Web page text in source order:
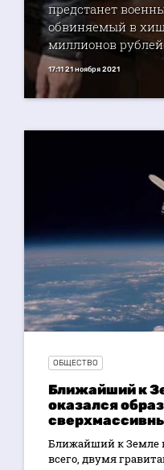
предстанет
обвиняемый в
миллионов
17:11 21 ноября 2021
ОБЩЕСТВО
Ближайший к
оказался
Ближайший к Земле
всего, двумя